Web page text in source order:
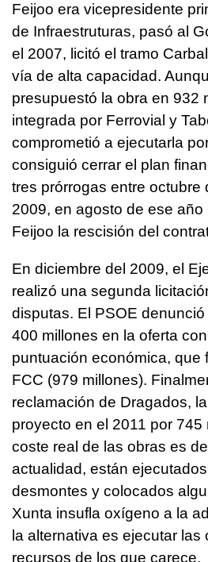
Feijoo era vicepresidente
de Infraestruturas, pasó al
el 2007, licitó el tramo
vía de alta capacidad.
presupuestó la obra en 932
integrada por Ferrovial y
comprometió a ejecutarla
consiguió cerrar el plan
tres prórrogas entre octubre
2009, en agosto de ese año
Feijoo la rescisión del
En diciembre del 2009, el
realizó una segunda
disputas. El PSOE
400 millones en la oferta
puntuación económica, que
FCC (979 millones).
reclamación de Dragados,
proyecto en el 2011 por 745
coste real de las obras es
actualidad, están
desmontes y colocados
Xunta insufla oxígeno a la
la alternativa es ejecutar las
recursos de los que carece.